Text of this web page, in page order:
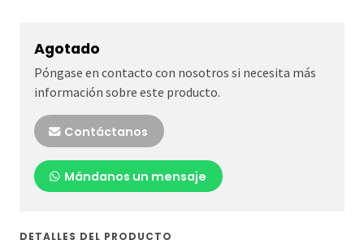
Agotado
Póngase en contacto con nosotros si necesita más
información sobre este producto.
Contáctanos
Mándanos un mensaje
DETALLES DEL PRODUCTO